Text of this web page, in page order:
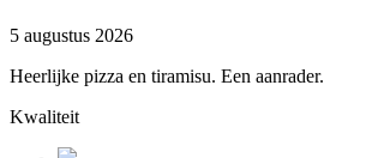
5 augustus 2026
Heerlijke pizza en tiramisu. Een aanrader.
Kwaliteit